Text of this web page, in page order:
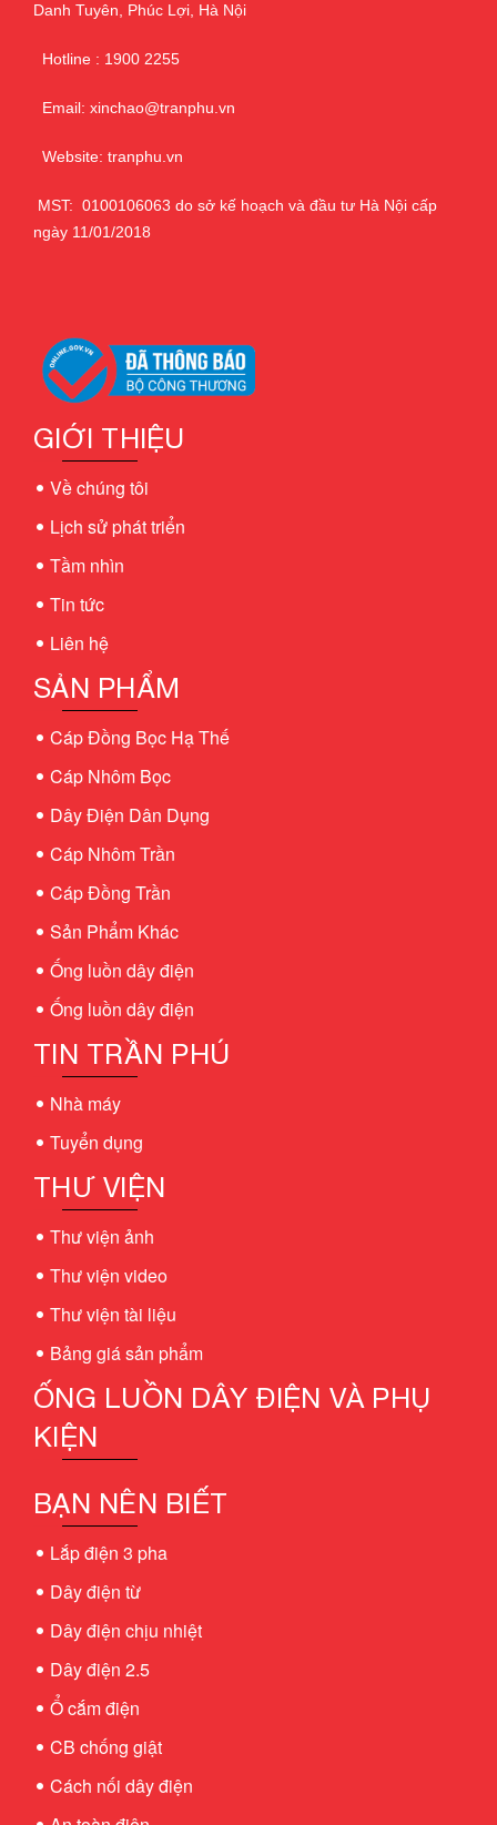
Danh Tuyên, Phúc Lợi, Hà Nội
Hotline : 1900 2255
Email: xinchao@tranphu.vn
Website: tranphu.vn
MST: 0100106063 do sở kế hoạch và đầu tư Hà Nội cấp
ngày 11/01/2018
GIỚI THIỆU
Về chúng tôi
Lịch sử phát triển
Tầm nhìn
Tin tức
Liên hệ
SẢN PHẨM
Cáp Đồng Bọc Hạ Thế
Cáp Nhôm Bọc
Dây Điện Dân Dụng
Cáp Nhôm Trần
Cáp Đồng Trần
Sản Phẩm Khác
Ống luồn dây điện
Ống luồn dây điện
TIN TRẦN PHÚ
Nhà máy
Tuyển dụng
THƯ VIỆN
Thư viện ảnh
Thư viện video
Thư viện tài liệu
Bảng giá sản phẩm
ỐNG LUỒN DÂY ĐIỆN VÀ PHỤ
KIỆN
BẠN NÊN BIẾT
Lắp điện 3 pha
Dây điện từ
Dây điện chịu nhiệt
Dây điện 2.5
Ổ cắm điện
CB chống giật
Cách nối dây điện